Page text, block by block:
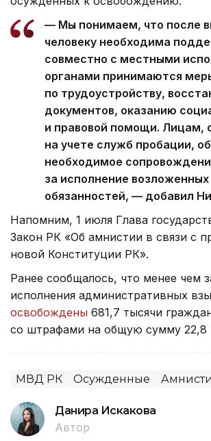
— Мы понимаем, что после
человеку необходима
совместно с местными
органами принимаются
по трудоустройству,
документов, оказанию
и правовой помощи. Лицам,
на учете служб пробации,
необходимое
за исполнение
обязанностей, — добавил
Напомним, 1 июля Глава
Закон РК «Об амнистии в связи с
новой Конституции РК».
Ранее сообщалось, что менее чем
исполнения административных
освобождены 681,7 тысячи
со штрафами на общую сумму 22,8
МВД РК Осужденные
Данира Искакова
Автор